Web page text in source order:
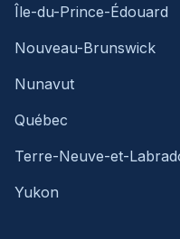
Île-du-Prince-Édouard
Nouveau-Brunswick
Nunavut
Québec
Terre-Neuve-et-
Yukon